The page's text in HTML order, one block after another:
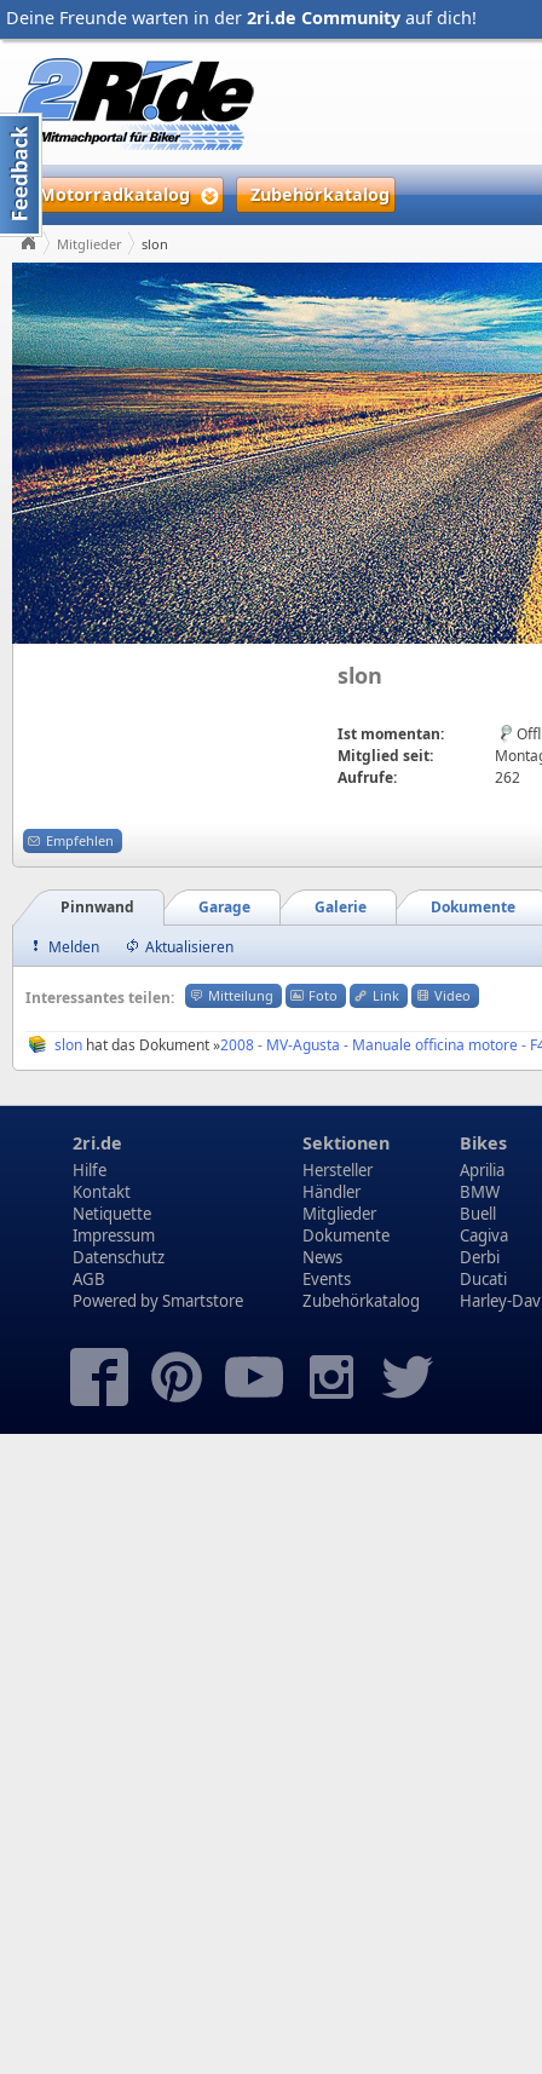
Deine Freunde warten in der 2ri.de Community auf dich!
Motorradkatalog Zubehörkatalog
Mitglieder slon
slon
Ist momentan:
Mitglied seit:
Aufrufe:
262
Empfehlen
Dokumente
Galerie
Garage
Pinnwand
Melden
Aktualisieren
Interessantes teilen: Mitteilung Foto Link Video
slon hat das Dokument »2008 - MV-Agusta - Manuale officina motore -
2ri.de
Hilfe
Kontakt
Netiquette
Impressum
Datenschutz
AGB
Powered bySmartstore
Sektionen
Hersteller
Händler
Mitglieder
Dokumente
News
Events
Zubehörkatalog
Bikes
Aprilia
BMW
Buell
Cagiva
Derbi
Ducati
Harley-